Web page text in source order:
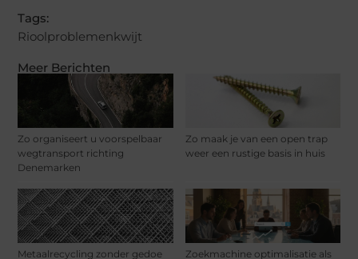
Meer Berichten
Zo organiseert u voorspelbaar
wegtransport richting
Denemarken
Zo maak je van een open trap
weer een rustige basis in huis
Metaalrecycling zonder gedoe Zoekmachine optimalisatie als
Tags:
Rioolproblemenkwijt